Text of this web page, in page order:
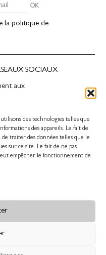
aux
des technologies telles que
des appareils. Le fait de
traiter des données telles que le
sur ce site. Le fait de ne pas
empêcher le fonctionnement de
SOCIAUX
la politique de